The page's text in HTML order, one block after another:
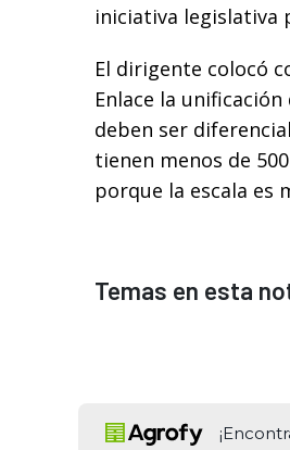
iniciativa legislativa
El dirigente colocó
Enlace la
deben ser
tienen menos de
porque la escala es
Temas en esta